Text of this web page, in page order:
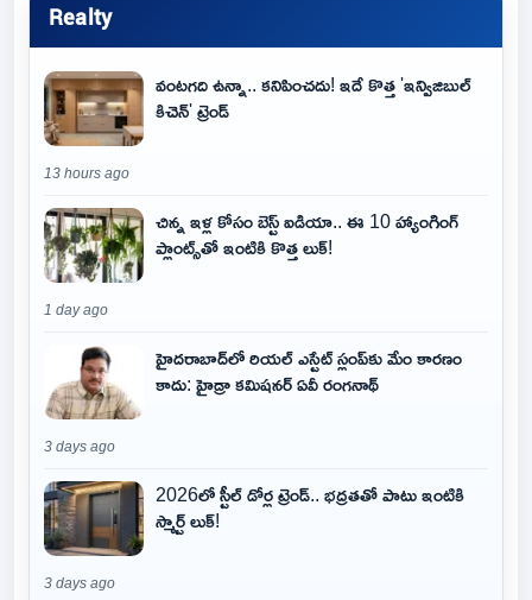
Realty
వంటగది ఉన్నా.. కనిపించదు! ఇదే కొత్త 'ఇన్విజిబుల్
కిచెన్' ట్రెండ్
13 hours ago
చిన్న ఇళ్ల కోసం బెస్ట్ ఐడియా.. ఈ 10 హ్యాంగింగ్
ప్లాంట్స్‌తో ఇంటికి కొత్త లుక్!
1 day ago
హైదరాబాద్‌లో రియల్ ఎస్టేట్ స్లంప్‌కు మేం కారణం
కాదు: హైడ్రా కమిషనర్ ఏవీ రంగనాథ్
3 days ago
2026లో స్టీల్ డోర్ల ట్రెండ్.. భద్రతతో పాటు ఇంటికి
స్మార్ట్ లుక్!
3 days ago